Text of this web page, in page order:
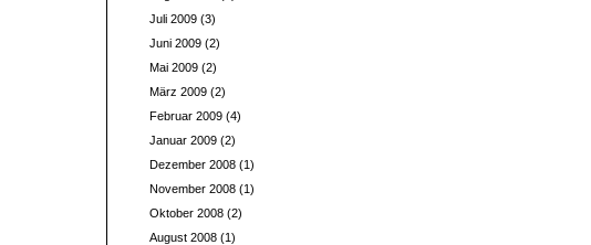
Juli 2009(3)
Juni 2009(2)
Mai 2009(2)
März 2009(2)
Februar 2009(4)
Januar 2009(2)
Dezember 2008(1)
November 2008(1)
Oktober 2008(2)
August 2008(1)